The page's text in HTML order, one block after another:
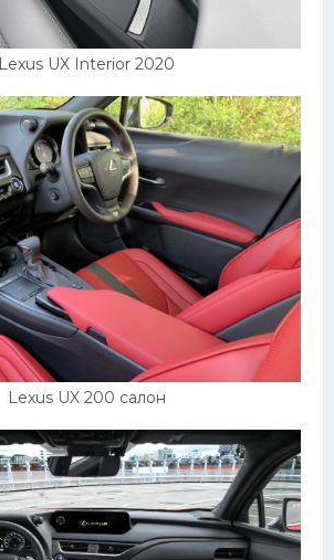
Lexus UX Interior 2020
Lexus UX 200 салон